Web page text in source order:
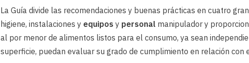
La Guía divide las recomendaciones y buenas prácticas en cuatro
higiene, instalaciones y equipos y personal manipulador y
al por menor de alimentos listos para el consumo, ya sean
superficie, puedan evaluar su grado de cumplimiento en relación con